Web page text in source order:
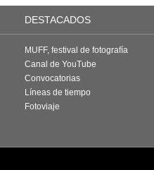
DESTACADOS
MUFF, festival de fotografía
Canal de YouTube
Convocatorias
Líneas de tiempo
Fotoviaje